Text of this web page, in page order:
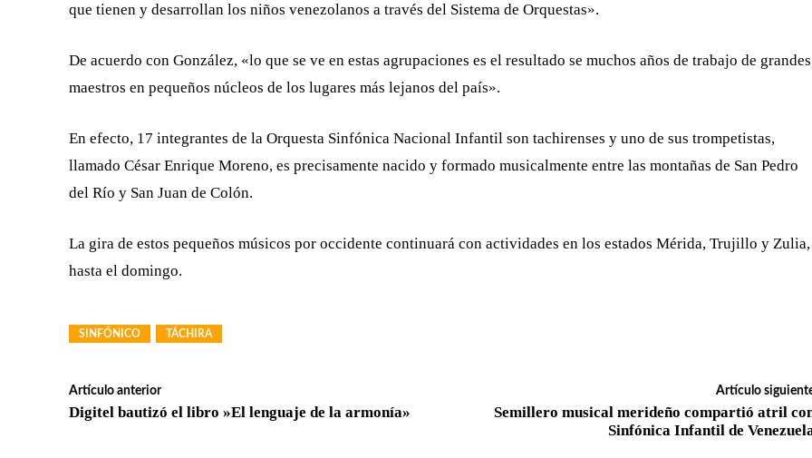
que tienen y desarrollan los niños venezolanos a través del Sistema de Orquestas».
De acuerdo con González, «lo que se ve en estas agrupaciones es el resultado se muchos años de trabajo de grandes
maestros en pequeños núcleos de los lugares más lejanos del país».
En efecto, 17 integrantes de la Orquesta Sinfónica Nacional Infantil son tachirenses y uno de sus trompetistas,
llamado César Enrique Moreno, es precisamente nacido y formado musicalmente entre las montañas de San Pedro
del Río y San Juan de Colón.
La gira de estos pequeños músicos por occidente continuará con actividades en los estados Mérida, Trujillo y Zulia,
hasta el domingo.
SINFÓNICO TÁCHIRA
Artículo anterior
Digitel bautizó el libro »El lenguaje de la armonía»
Artículo
Semillero musical merideño compartió atril
Sinfónica Infantil de